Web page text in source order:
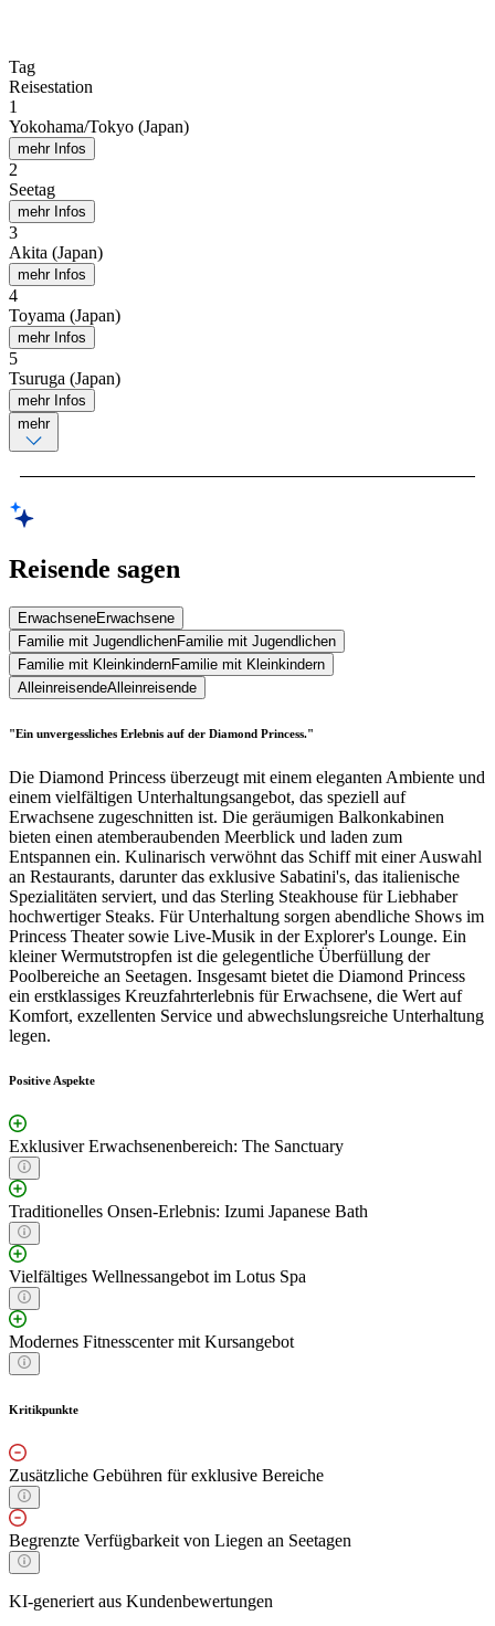
Tag
Reisestation
1
Yokohama/Tokyo (Japan)
mehr Infos
2
Seetag
mehr Infos
3
Akita (Japan)
mehr Infos
4
Toyama (Japan)
mehr Infos
5
Tsuruga (Japan)
mehr Infos
mehr
Reisende sagen
ErwachseneErwachsene
Familie mit JugendlichenFamilie mit Jugendlichen
Familie mit KleinkindernFamilie mit Kleinkindern
AlleinreisendeAlleinreisende
"Ein unvergessliches Erlebnis auf der Diamond Princess."
Die Diamond Princess überzeugt mit einem eleganten Ambiente und
einem vielfältigen Unterhaltungsangebot, das speziell auf
Erwachsene zugeschnitten ist. Die geräumigen Balkonkabinen
bieten einen atemberaubenden Meerblick und laden zum
Entspannen ein. Kulinarisch verwöhnt das Schiff mit einer Auswahl
an Restaurants, darunter das exklusive Sabatini's, das italienische
Spezialitäten serviert, und das Sterling Steakhouse für Liebhaber
hochwertiger Steaks. Für Unterhaltung sorgen abendliche Shows im
Princess Theater sowie Live-Musik in der Explorer's Lounge. Ein
kleiner Wermutstropfen ist die gelegentliche Überfüllung der
Poolbereiche an Seetagen. Insgesamt bietet die Diamond Princess
ein erstklassiges Kreuzfahrterlebnis für Erwachsene, die Wert auf
Komfort, exzellenten Service und abwechslungsreiche Unterhaltung
legen.
Positive Aspekte
Exklusiver Erwachsenenbereich: The Sanctuary
Traditionelles Onsen-Erlebnis: Izumi Japanese Bath
Vielfältiges Wellnessangebot im Lotus Spa
Modernes Fitnesscenter mit Kursangebot
Kritikpunkte
Zusätzliche Gebühren für exklusive Bereiche
Begrenzte Verfügbarkeit von Liegen an Seetagen
KI-generiert aus Kundenbewertungen